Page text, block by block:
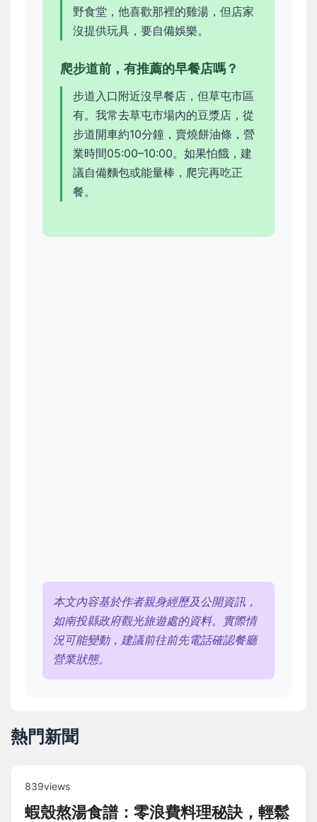
野食堂，他喜歡那裡的雞湯，但店家
沒提供玩具，要自備娛樂。
爬步道前，有推薦的早餐店嗎？
步道入口附近沒早餐店，但草屯市區
有。我常去草屯市場內的豆漿店，從
步道開車約10分鐘，賣燒餅油條，營
業時間05:00–10:00。如果怕餓，建
議自備麵包或能量棒，爬完再吃正
餐。
本文內容基於作者親身經歷及公開資訊，
如南投縣政府觀光旅遊處的資料。實際情
況可能變動，建議前往前先電話確認餐廳
營業狀態。
熱門新聞
839views
蝦殼熬湯食譜：零浪費料理秘訣，輕鬆